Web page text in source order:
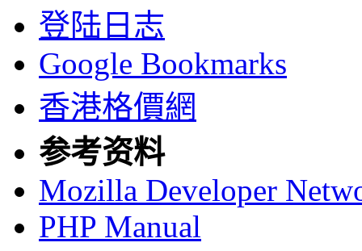
登陆日志
Google Bookmarks
香港格價網
参考资料
Mozilla Developer
PHP Manual